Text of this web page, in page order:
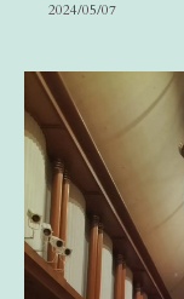
2024/05/07